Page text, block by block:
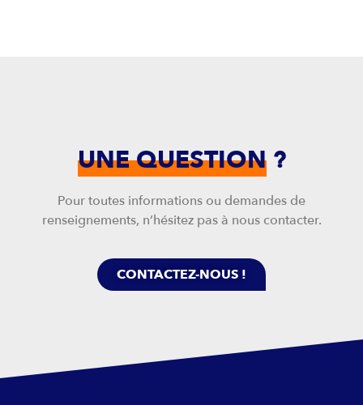
UNE QUESTION?
Pour toutes informations ou demandes de
renseignements, n’hésitez pas à nous contacter.
CONTACTEZ-NOUS !